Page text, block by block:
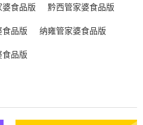
食品版
黔西管家婆食品版
品版
纳雍管家婆食品版
品版